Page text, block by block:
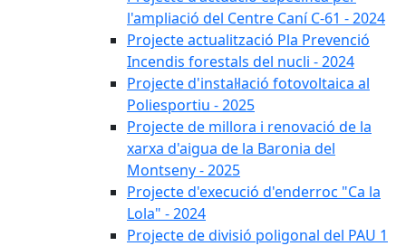
l'ampliació del Centre Caní C-61 - 2024
Projecte actualització Pla Prevenció
Incendis forestals del nucli - 2024
Projecte d'instal·lació fotovoltaica al
Poliesportiu - 2025
Projecte de millora i renovació de la
xarxa d'aigua de la Baronia del
Montseny - 2025
Projecte d'execució d'enderroc "Ca la
Lola" - 2024
Projecte de divisió poligonal del PAU 1